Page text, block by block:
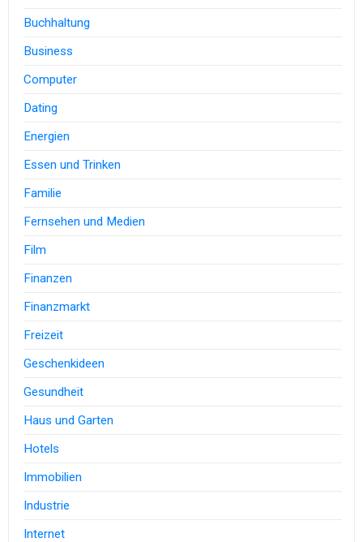
Buchhaltung
Business
Computer
Dating
Energien
Essen und Trinken
Familie
Fernsehen und Medien
Film
Finanzen
Finanzmarkt
Freizeit
Geschenkideen
Gesundheit
Haus und Garten
Hotels
Immobilien
Industrie
Internet